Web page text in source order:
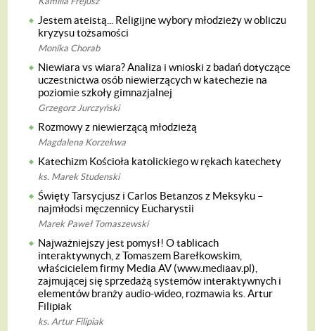
Jestem ateistą... Religijne wybory młodzieży w obliczu
kryzysu tożsamości
Monika Chorab
Niewiara vs wiara? Analiza i wnioski z badań dotyczące
uczestnictwa osób niewierzących w katechezie na
poziomie szkoły gimnazjalnej
Grzegorz Jurczyński
Rozmowy z niewierzącą młodzieżą
Magdalena Korzekwa
Katechizm Kościoła katolickiego w rękach katechety
ks. Marek Studenski
Święty Tarsycjusz i Carlos Betanzos z Meksyku –
najmłodsi męczennicy Eucharystii
Marek Paweł Tomaszewski
Najważniejszy jest pomysł! O tablicach
interaktywnych, z Tomaszem Barełkowskim,
właścicielem firmy Media AV (www.mediaav.pl),
zajmującej się sprzedażą systemów interaktywnych i
elementów branży audio-wideo, rozmawia ks. Artur
Filipiak
ks. Artur Filipiak